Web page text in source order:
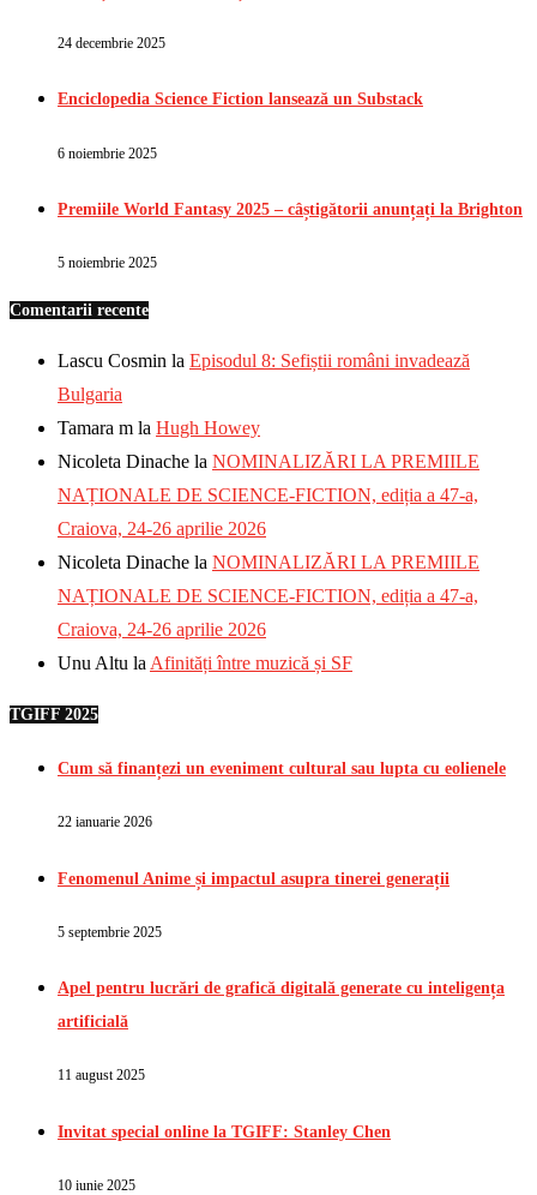
24 decembrie 2025
Enciclopedia Science Fiction lansează un Substack
6 noiembrie 2025
Premiile World Fantasy 2025 – câștigătorii anunțați la Brighton
5 noiembrie 2025
Comentarii recente
Lascu Cosmin la Episodul 8: Sefiștii români invadează
Bulgaria
Tamara m la Hugh Howey
Nicoleta Dinache la NOMINALIZĂRI LA PREMIILE
NAȚIONALE DE SCIENCE-FICTION, ediția a 47-a,
Craiova, 24-26 aprilie 2026
Nicoleta Dinache la NOMINALIZĂRI LA PREMIILE
NAȚIONALE DE SCIENCE-FICTION, ediția a 47-a,
Craiova, 24-26 aprilie 2026
Unu Altu la Afinități între muzică și SF
TGIFF 2025
Cum să finanțezi un eveniment cultural sau lupta cu eolienele
22 ianuarie 2026
Fenomenul Anime și impactul asupra tinerei generații
5 septembrie 2025
Apel pentru lucrări de grafică digitală generate cu inteligența
artificială
11 august 2025
Invitat special online la TGIFF: Stanley Chen
10 iunie 2025